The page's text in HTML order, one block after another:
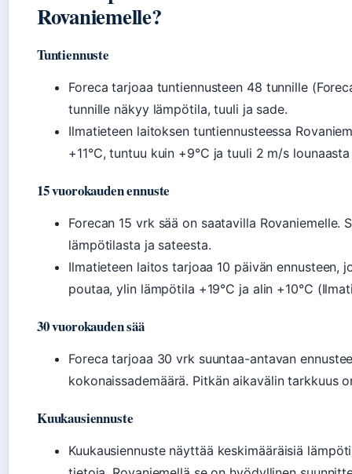
Rovaniemelle?
Tuntiennuste
Foreca tarjoaa tuntiennusteen 48 tunnille
tunnille näkyy lämpötila, tuuli ja sade.
Ilmatieteen laitoksen tuntiennusteessa
+11°C, tuntuu kuin +9°C ja tuuli 2 m/s
15 vuorokauden ennuste
Forecan 15 vrk sää on saatavilla
lämpötilasta ja sateesta.
Ilmatieteen laitos tarjoaa 10 päivän ennusteen,
poutaa, ylin lämpötila +19°C ja alin +10°C
30 vuorokauden sää
Foreca tarjoaa 30 vrk suuntaa-antavan
kokonaissademäärä. Pitkän aikavälin tarkkuus
Kuukausiennuste
Kuukausiennuste näyttää keskimääräisiä